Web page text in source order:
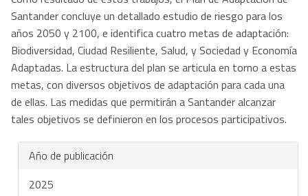
Santander concluye un detallado estudio de riesgo para los
años 2050 y 2100, e identifica cuatro metas de adaptación:
Biodiversidad, Ciudad Resiliente, Salud, y Sociedad y Economía
Adaptadas. La estructura del plan se articula en torno a estas
metas, con diversos objetivos de adaptación para cada una
de ellas. Las medidas que permitirán a Santander alcanzar
tales objetivos se definieron en los procesos participativos.
Año de publicación
2025